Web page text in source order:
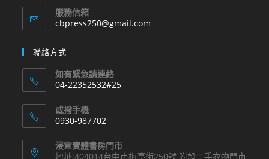
服務信箱
cbpress250@gmail.com
聯絡方式
如有緊急請連絡
04-22352532#25
in
your
application
或撥手機
0930-987702
in
浸宣實體書房門市
地址:404014台中市梅亭街250號 附設二手衣物門市